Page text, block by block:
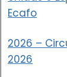
Ecafo
2026 –
2026